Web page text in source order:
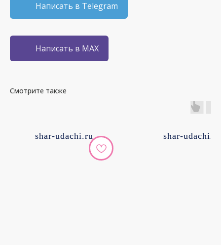
Написать в Telegram
Написать в MAX
Смотрите также
shar-udachi.ru shar-udachi.ru